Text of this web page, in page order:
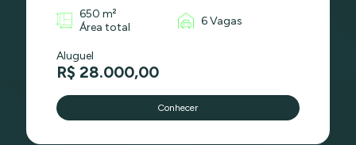
650 m²
Área total
6 Vagas
Aluguel
R$ 28.000,00
Conhecer